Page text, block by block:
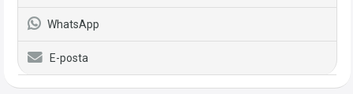
WhatsApp
E-posta